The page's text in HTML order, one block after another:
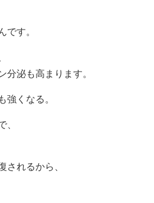
です。
分泌も高まります。
強くなる。
、
されるから、